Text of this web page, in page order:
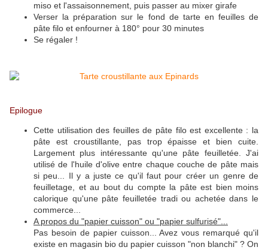
miso et l'assaisonnement, puis passer au mixer girafe
Verser la préparation sur le fond de tarte en feuilles de
pâte filo et enfourner à 180° pour 30 minutes
Se régaler !
Epilogue
Cette utilisation des feuilles de pâte filo est excellente : la
pâte est croustillante, pas trop épaisse et bien cuite.
Largement plus intéressante qu'une pâte feuilletée. J'ai
utilisé de l'huile d'olive entre chaque couche de pâte mais
si peu... Il y a juste ce qu'il faut pour créer un genre de
feuilletage, et au bout du compte la pâte est bien moins
calorique qu'une pâte feuilletée tradi ou achetée dans le
commerce...
A propos du "papier cuisson" ou "papier sulfurisé"...
Pas besoin de papier cuisson... Avez vous remarqué qu'il
existe en magasin bio du papier cuisson "non blanchi" ? On